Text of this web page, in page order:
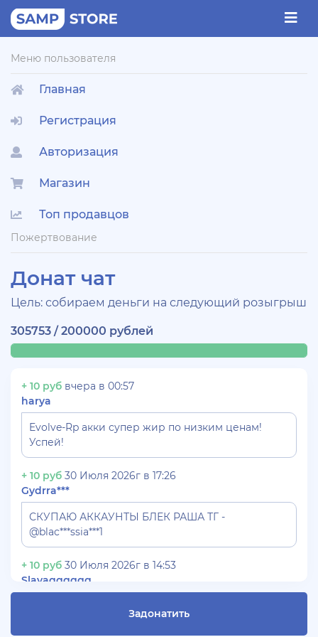
Меню пользователя
Главная
Регистрация
Авторизация
Магазин
Топ продавцов
Пожертвование
Донат чат
Цель: собираем деньги на следующий розыгрыш
305753 / 200000 рублей
+ 10 руб вчера в 00:57
harya
Evolve-Rp акки супер жир по низким ценам!
Успей!
+ 10 руб 30 Июля 2026г в 17:26
Gydrra***
СКУПАЮ АККАУНТЫ БЛЕК РАША ТГ -
@blac***ssia***1
+ 10 руб 30 Июля 2026г в 14:53
Slavagggggg
Задонатить